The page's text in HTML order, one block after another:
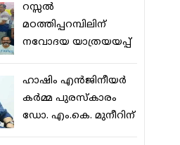
റസ്സല്‍
മഠത്തിപ്പറമ്പിലിന്
നവോദയ യാത്രയയപ്പ്
ഹാഷിം എന്‍ജിനീയര്‍
കര്‍മ്മ പുരസ്‌കാരം
ഡോ. എം.കെ. മുനീറിന്